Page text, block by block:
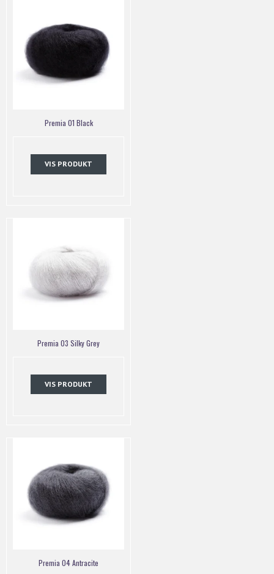
Premia 01 Black
VIS PRODUKT
Premia 03 Silky Grey
VIS PRODUKT
Premia 04 Antracite